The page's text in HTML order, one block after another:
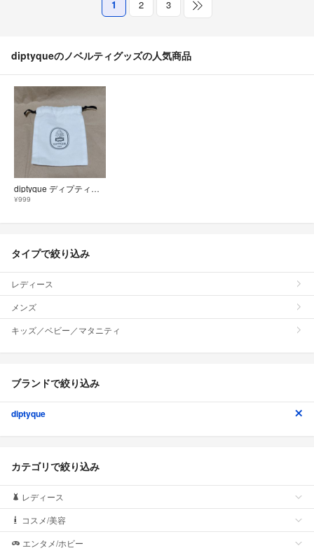
1 2 3
diptyqueのノベルティグッズの人気商品
diptyque ディプティック巾着 正規品 新品未使用
¥999
タイプで絞り込み
レディース
メンズ
キッズ／ベビー／マタニティ
ブランドで絞り込み
diptyque
カテゴリで絞り込み
レディース
コスメ/美容
エンタメ/ホビー